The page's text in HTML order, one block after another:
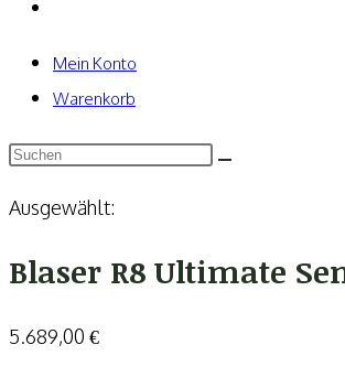
umschalten
Mein Konto
Warenkorb
Ausgewählt:
Blaser R8 Ultimate
5.689,00 €